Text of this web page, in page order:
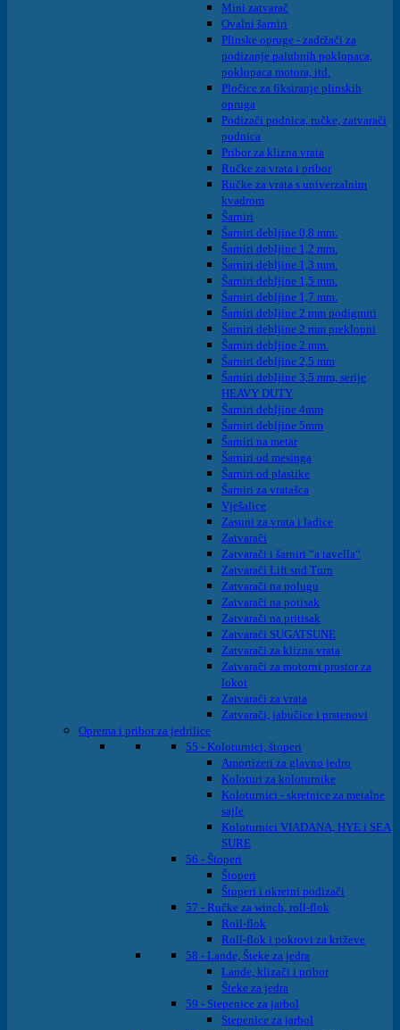
Mini zatvarač
Ovalni šarniri
Plinske opruge - zadržači za
podizanje palubnih poklopaca,
poklopaca motora, itd.
Pločice za fiksiranje plinskih
opruga
Podizači podnica, ručke, zatvarači
podnica
Pribor za klizna vrata
Ručke za vrata i pribor
Ručke za vrata s univerzalnim
kvadrom
Šarniri
Šarniri debljine 0,8 mm.
Šarniri debljine 1,2 mm.
Šarniri debljine 1,3 mm.
Šarniri debljine 1,5 mm.
Šarniri debljine 1,7 mm.
Šarniri debljine 2 mm podignuti
Šarniri debljine 2 mm preklopni
Šarniri debljine 2 mm.
Šarniri debljine 2,5 mm
Šarniri debljine 3,5 mm, serije
HEAVY DUTY
Šarniri debljine 4mm
Šarniri debljine 5mm
Šarniri na metar
Šarniri od mesinga
Šarniri od plastike
Šarniri za vratašca
Vješalice
Zasuni za vrata i ladice
Zatvarači
Zatvarači i šarniri “a tavella“
Zatvarači Lift snd Turn
Zatvarači na polugu
Zatvarači na potisak
Zatvarači na pritisak
Zatvarači SUGATSUNE
Zatvarači za klizna vrata
Zatvarači za motorni prostor za
lokot
Zatvarači za vrata
Zatvarači, jabučice i prstenovi
Oprema i pribor za jedrilice
55 - Koloturnici, štoperi
Amortizeri za glavno jedro
Koloturi za koloturnike
Koloturnici - skretnice za metalne
sajle
Koloturnici VIADANA, HYE i SEA
SURE
56 - Štoperi
Štoperi
Štoperi i okretni podizači
57 - Ručke za winch, roll-flok
Roll-flok
Roll-flok i pokrovi za križeve
58 - Lande, Šteke za jedra
Lande, klizači i pribor
Šteke za jedra
59 - Stepenice za jarbol
Stepenice za jarbol